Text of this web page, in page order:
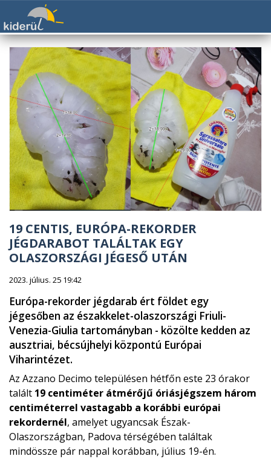
19 CENTIS, EURÓPA-REKORDER
JÉGDARABOT TALÁLTAK EGY
OLASZORSZÁGI JÉGESŐ UTÁN
2023. július. 25 19:42
Európa-rekorder jégdarab ért földet egy
jégesőben az északkelet-olaszországi Friuli-
Venezia-Giulia tartományban - közölte kedden az
ausztriai, bécsújhelyi központú Európai
Viharintézet.
Az Azzano Decimo településen hétfőn este 23 órakor
talált 19 centiméter átmérőjű óriásjégszem három
centiméterrel vastagabb a korábbi európai
rekordernél, amelyet ugyancsak Észak-
Olaszországban, Padova térségében találtak
mindössze pár nappal korábban, július 19-én.